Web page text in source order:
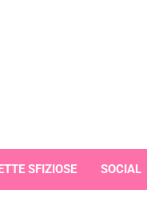
SFIZIOSE SOCIAL